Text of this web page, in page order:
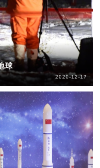
球
2020-12-17